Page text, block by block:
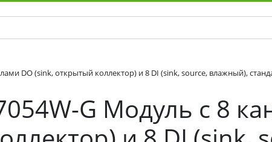
DO (sink, открытый коллектор) и 8 DI (sink, source, влажный),
G Модуль с 8